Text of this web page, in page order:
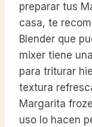
preparar tus
casa, te
Blender que
mixer tiene
para triturar
textura
Margarita
uso lo hacen